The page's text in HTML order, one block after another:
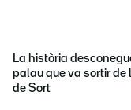
La història
palau que va sortir de
de Sort